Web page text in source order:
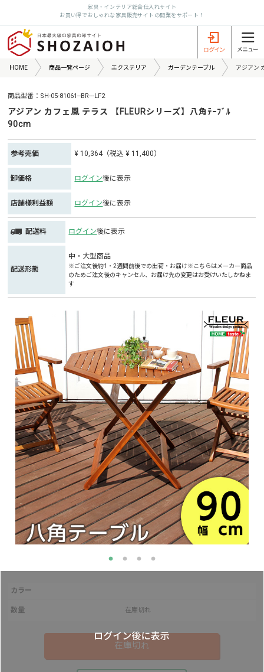
家具・インテリア総合仕入れサイト
お買い得でおしゃれな家具販売サイトの開業をサポート！
HOME 商品一覧ページ エクステリア ガーデンテーブル アジアン
商品型番：SH-05-81061--BR---LF2
アジアン カフェ風 テラス 【FLEURシリーズ】八角ﾃｰﾌﾞﾙ
90cm
参考売価 ¥ 10,364（税込 ¥ 11,400）
卸価格 ログイン後に表示
店舗様利益額 ログイン後に表示
配送料 ログイン後に表示
配送形態
中・大型商品
※ご注文後約1・2週間前後での出荷・お届け※こちらはメーカー商品
のためご注文後のキャンセル、お届け先の変更はお受けいたしかねま
す
カラー
数量 在庫切れ
在庫切れ